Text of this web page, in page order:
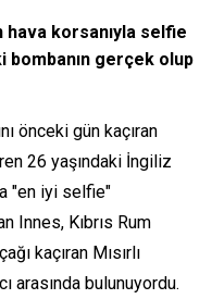
hava korsanıyla selfie
gerçek olup
önceki gün kaçıran
26 yaşındaki İngiliz
"en iyi selfie"
Innes, Kıbrıs Rum
kaçıran Mısırlı
arasında bulunuyordu.